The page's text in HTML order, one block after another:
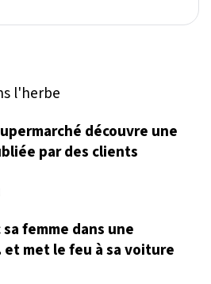
découvre une
par des clients
femme dans une
met le feu à sa voiture